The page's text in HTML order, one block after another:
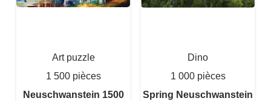
Art puzzle
1 500 pièces
Neuschwanstein 1500
Dino
1 000 pièces
Spring Neuschwanstein